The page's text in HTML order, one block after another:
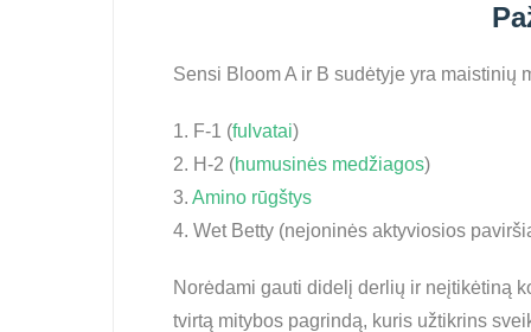
Sensi Bloom A ir B sudėtyje yra maistinių
1. F-1 (fulvatai)
2. H-2 (humusinės medžiagos)
3. Amino rūgštys
4. Wet Betty (nejoninės aktyviosios
Norėdami gauti didelį derlių ir neįtikėtiną
tvirtą mitybos pagrindą, kuris užtikrins